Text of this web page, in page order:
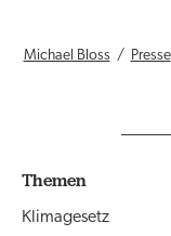
Michael Bloss Presse
Themen
Klimagesetz